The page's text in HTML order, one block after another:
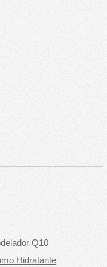
Q10
Hidratante